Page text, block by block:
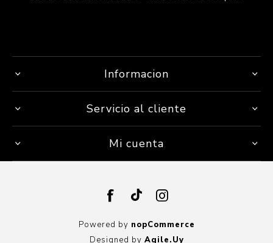
Informacion
Servicio al cliente
Mi cuenta
Powered by nopCommerce
Designed by Agile.Uy